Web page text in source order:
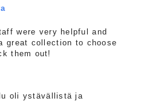
were very helpful and
great collection to choose
them out!
oli ystävällistä ja